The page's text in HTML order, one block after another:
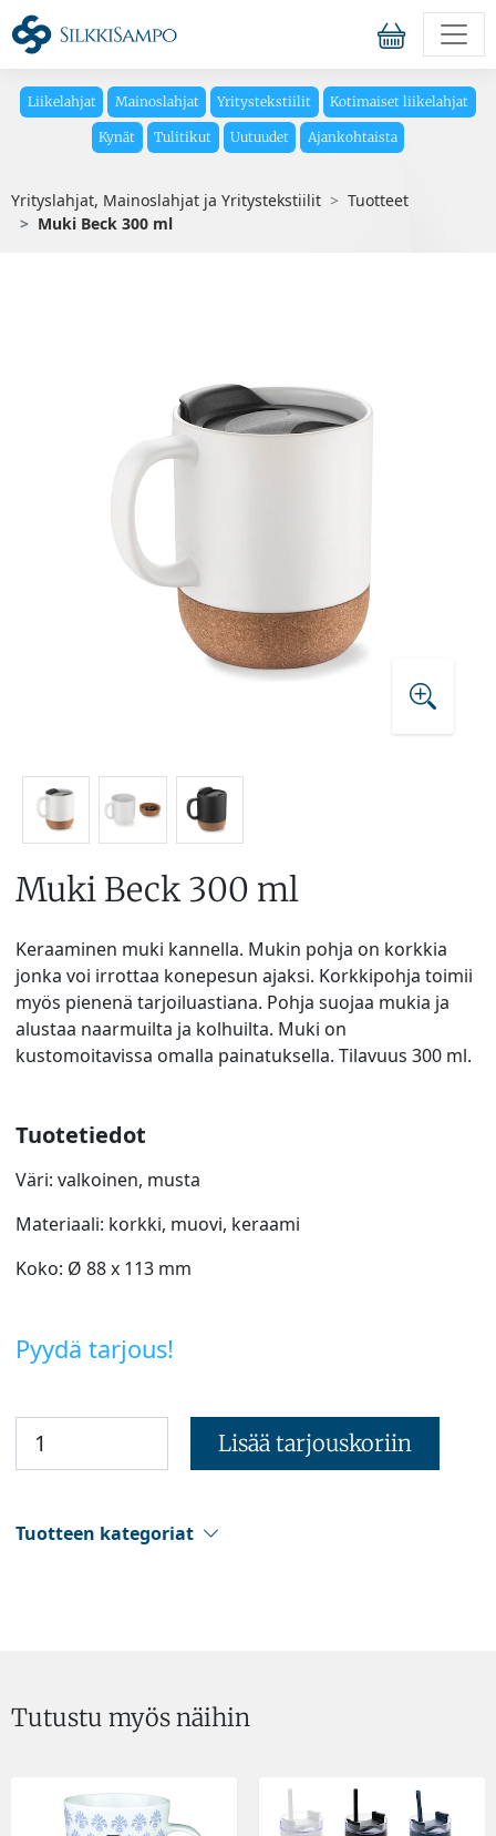
Liikelahjat Mainoslahjat Yritystekstiilit Kotimaiset liikelahjat
Kynät Tulitikut Uutuudet Ajankohtaista
Yrityslahjat, Mainoslahjat ja Yritystekstiilit
Tuotteet
Muki Beck 300 ml
Muki Beck 300 ml
Keraaminen muki kannella. Mukin pohja on korkkia
jonka voi irrottaa konepesun ajaksi. Korkkipohja toimii
myös pienenä tarjoiluastiana. Pohja suojaa mukia ja
alustaa naarmuilta ja kolhuilta. Muki on
kustomoitavissa omalla painatuksella. Tilavuus 300 ml.
Tuotetiedot
Väri: valkoinen, musta
Materiaali: korkki, muovi, keraami
Koko: Ø 88 x 113 mm
Pyydä tarjous!
Lisää tarjouskoriin
Tuotteen kategoriat
Tutustu myös näihin